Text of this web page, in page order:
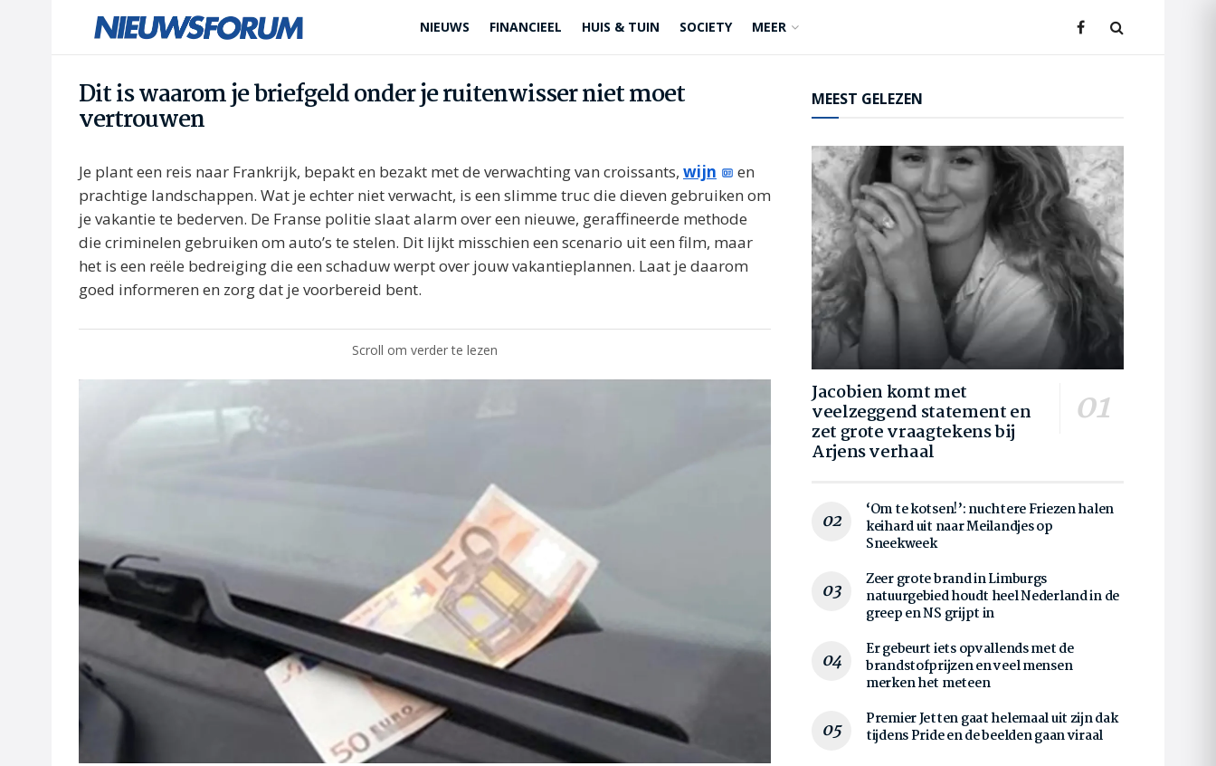
NIEUWS FINANCIEEL HUIS & TUIN SOCIETY MEER
Dit is waarom je briefgeld onder je ruitenwisser niet moet
vertrouwen
Je plant een reis naar Frankrijk, bepakt en bezakt met de verwachting van croissants, wijn
en
prachtige landschappen. Wat je echter niet verwacht, is een slimme truc die dieven gebruiken om
je vakantie te bederven. De Franse politie slaat alarm over een nieuwe, geraffineerde methode
die criminelen gebruiken om auto’s te stelen. Dit lijkt misschien een scenario uit een film, maar
het is een reële bedreiging die een schaduw werpt over jouw vakantieplannen. Laat je daarom
goed informeren en zorg dat je voorbereid bent.
Scroll om verder te lezen
MEEST GELEZEN
Jacobien komt met
veelzeggend statement en
zet grote vraagtekens bij
Arjens verhaal
‘Om te kotsen!’: nuchtere Friezen halen
keihard uit naar Meilandjes op
Sneekweek
Zeer grote brand in Limburgs
natuurgebied houdt heel Nederland in de
greep en NS grijpt in
Er gebeurt iets opvallends met de
brandstofprijzen en veel mensen
merken het meteen
Premier Jetten gaat helemaal uit zijn dak
tijdens Pride en de beelden gaan viraal